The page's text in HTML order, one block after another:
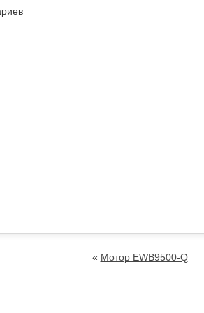
« Мотор EWB9500-Q